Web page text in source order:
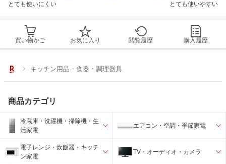
とても使いにくい とても使いやすい
買い物かご お気に入り 閲覧履歴 購入履歴
キッチン用品・食器・調理器具
商品カテゴリ
冷蔵庫・洗濯機・掃除機・生
活家電
エアコン・空調・季節家電
電子レンジ・炊飯器・キッチ
ン家電
TV・オーディオ・カメラ